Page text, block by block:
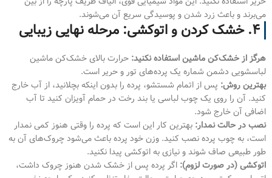
می‌برند و باعث زرد شدن و پوسیدگی سریع آن می‌شوند.
۴. خشک کردن و اتوکشی: مرحله نهایی زیبایی
هرگز از خشک‌کن ماشین استفاده نکنید: حرارت بالای خشک‌کن ماشین
لباسشویی دشمن شماره یک پرده‌های تور و حریر است.
بهترین روش: پس از اتمام شستشو، پرده را بدون اینکه بچلانید، از آب خارج
کنید. آن را روی یک چوب لباسی یا بند رخت در حمام آویزان کنید تا آب
اضافی آن خارج شود.
نصب در حالت نمدار: بهترین کار این است که پرده را وقتی هنوز کمی نمدار
است، به چوب پرده نصب کنید. وزن خود پرده باعث می‌شود چروک‌های آن به
طور طبیعی صاف شوند و نیازی به اتوکشی پیدا نکنید.
اتوکشی (در صورت لزوم): اگر پرده پس از خشک شدن هنوز چروک داشت،